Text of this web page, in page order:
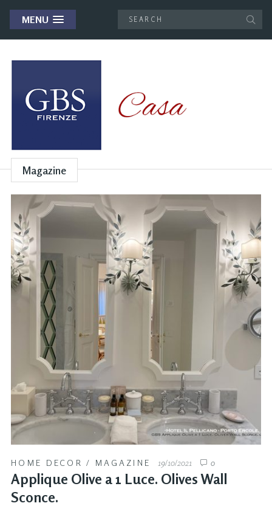
MENU
Magazine
HOME DECOR / MAGAZINE 19/10/2021 0
Applique Olive a 1 Luce. Olives Wall
Sconce.